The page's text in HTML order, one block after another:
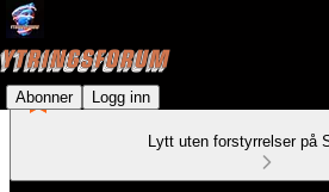
Abonner Logg inn
Lytt uten forstyrrelser på